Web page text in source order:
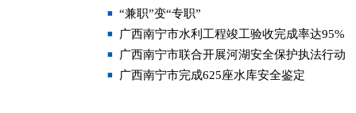
“兼职”变“专职”
广西南宁市水利工程竣工验收完成率达95%
广西南宁市联合开展河湖安全保护执法行动
广西南宁市完成625座水库安全鉴定